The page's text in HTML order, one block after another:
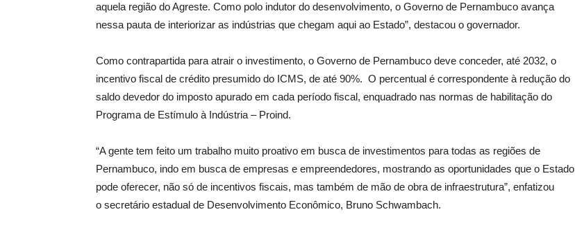
aquela região do Agreste. Como polo indutor do desenvolvimento, o Governo de Pernambuco avança
nessa pauta de interiorizar as indústrias que chegam aqui ao Estado”, destacou o governador.
Como contrapartida para atrair o investimento, o Governo de Pernambuco deve conceder, até 2032, o
incentivo fiscal de crédito presumido do ICMS, de até 90%. O percentual é correspondente à redução do
saldo devedor do imposto apurado em cada período fiscal, enquadrado nas normas de habilitação do
Programa de Estímulo à Indústria – Proind.
“A gente tem feito um trabalho muito proativo em busca de investimentos para todas as regiões de
Pernambuco, indo em busca de empresas e empreendedores, mostrando as oportunidades que o Estado
pode oferecer, não só de incentivos fiscais, mas também de mão de obra de infraestrutura”, enfatizou
o secretário estadual de Desenvolvimento Econômico, Bruno Schwambach.